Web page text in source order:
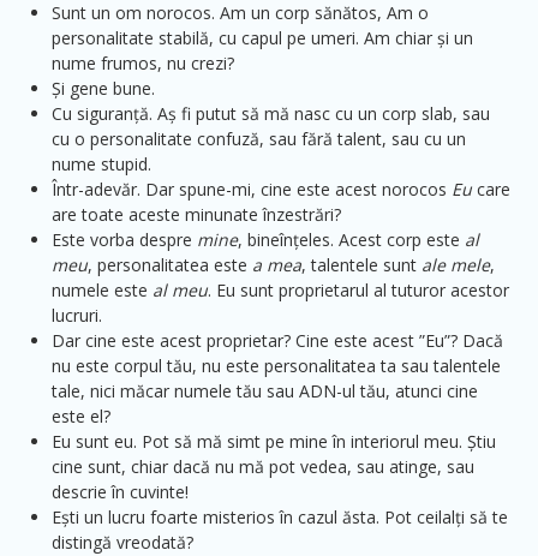
Sunt un om norocos. Am un corp sănătos, Am o
personalitate stabilă, cu capul pe umeri. Am chiar și un
nume frumos, nu crezi?
Și gene bune.
Cu siguranță. Aș fi putut să mă nasc cu un corp slab, sau
cu o personalitate confuză, sau fără talent, sau cu un
nume stupid.
Într-adevăr. Dar spune-mi, cine este acest norocos Eu care
are toate aceste minunate înzestrări?
Este vorba despre mine, bineînțeles. Acest corp este al
meu, personalitatea este a mea, talentele sunt ale mele,
numele este al meu. Eu sunt proprietarul al tuturor acestor
lucruri.
Dar cine este acest proprietar? Cine este acest ”Eu”? Dacă
nu este corpul tău, nu este personalitatea ta sau talentele
tale, nici măcar numele tău sau ADN-ul tău, atunci cine
este el?
Eu sunt eu. Pot să mă simt pe mine în interiorul meu. Știu
cine sunt, chiar dacă nu mă pot vedea, sau atinge, sau
descrie în cuvinte!
Ești un lucru foarte misterios în cazul ăsta. Pot ceilalți să te
distingă vreodată?